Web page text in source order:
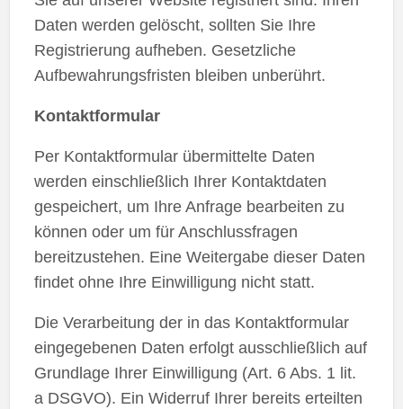
Daten werden gelöscht, sollten Sie Ihre
Registrierung aufheben. Gesetzliche
Aufbewahrungsfristen bleiben unberührt.
Kontaktformular
Per Kontaktformular übermittelte Daten
werden einschließlich Ihrer Kontaktdaten
gespeichert, um Ihre Anfrage bearbeiten zu
können oder um für Anschlussfragen
bereitzustehen. Eine Weitergabe dieser Daten
findet ohne Ihre Einwilligung nicht statt.
Die Verarbeitung der in das Kontaktformular
eingegebenen Daten erfolgt ausschließlich auf
Grundlage Ihrer Einwilligung (Art. 6 Abs. 1 lit.
a DSGVO). Ein Widerruf Ihrer bereits erteilten